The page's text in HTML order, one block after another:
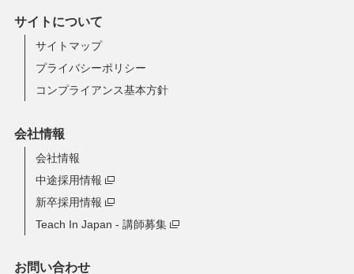
サイトについて
サイトマップ
プライバシーポリシー
コンプライアンス基本方針
会社情報
会社情報
中途採用情報
新卒採用情報
Teach In Japan - 講師募集
お問い合わせ